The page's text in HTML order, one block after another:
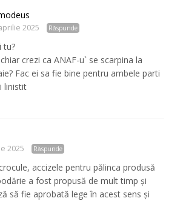
2025 Răspunde
tu?
crezi ca ANAF-u` se scarpina la
Fac ei sa fie bine pentru ambele parti
linistit
2025 Răspunde
accizele pentru pălinca produsă
a fost propusă de mult timp și
să fie aprobată lege în acest sens și